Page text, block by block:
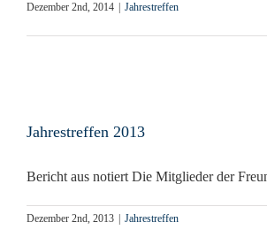
Dezember 2nd, 2014
Jahrestreffen
Jahrestreffen 2013
Bericht aus notiert Die Mitglieder der
Dezember 2nd, 2013
Jahrestreffen